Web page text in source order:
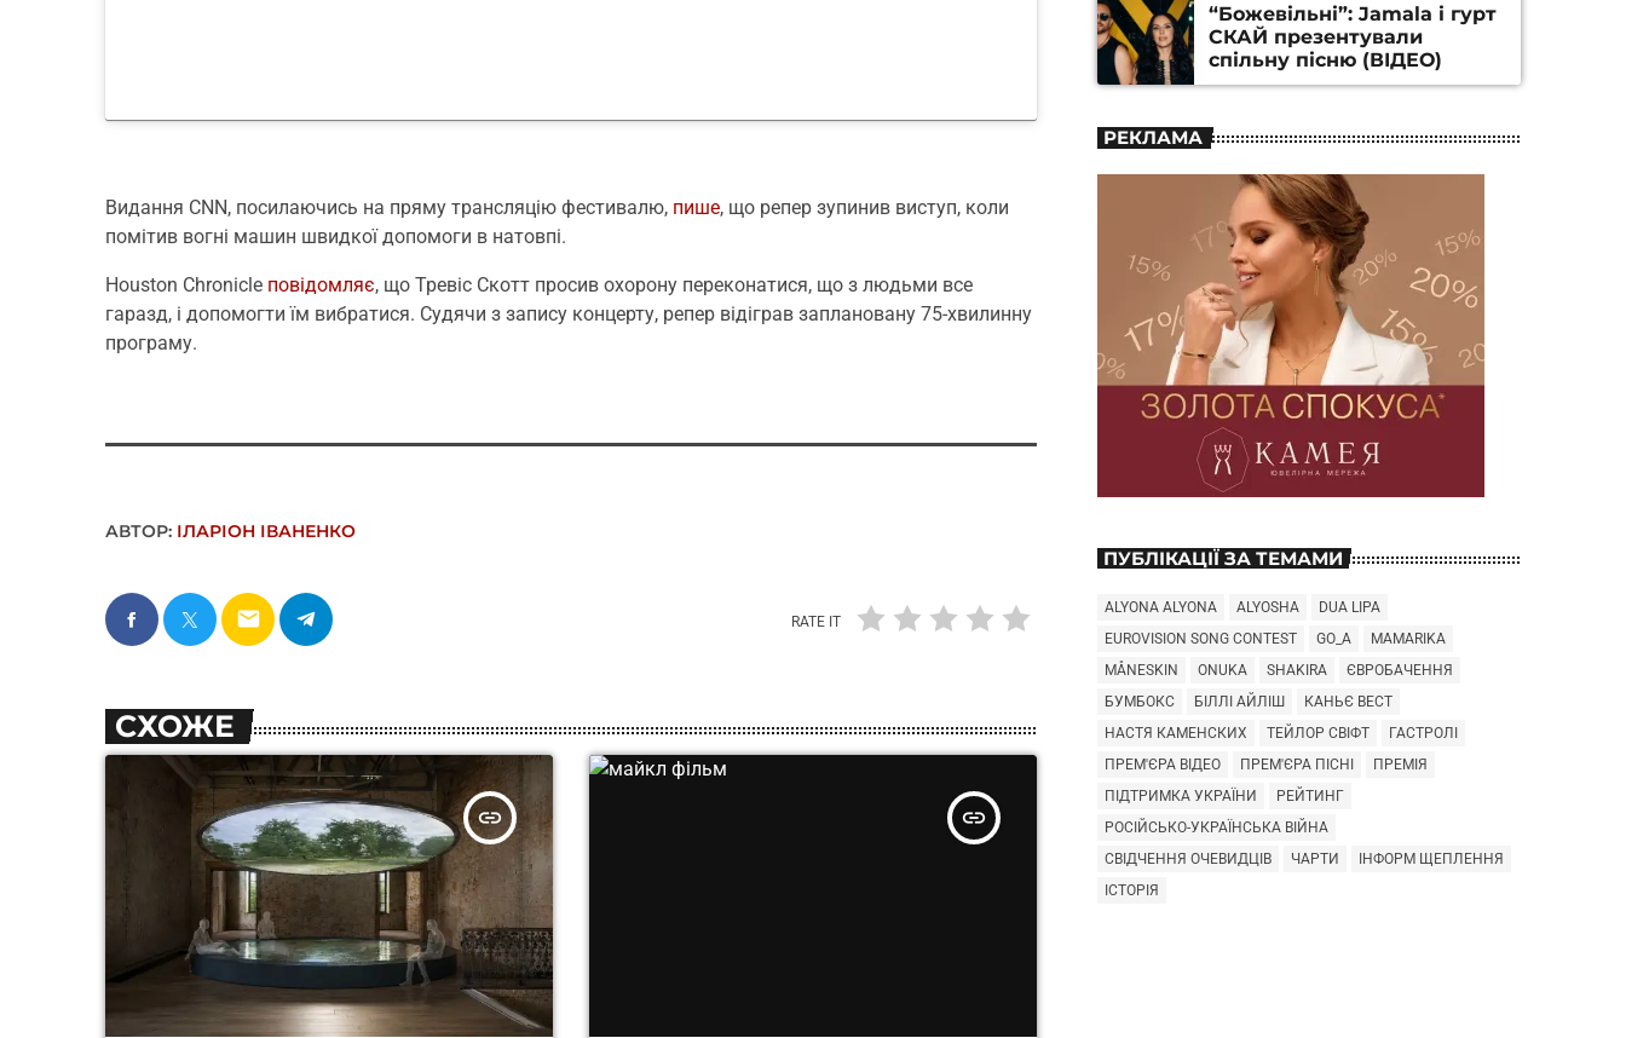
Видання CNN, посилаючись на пряму трансляцію фестивалю, пише, що репер зупинив виступ, коли
помітив вогні машин швидкої допомоги в натовпі.
Houston Chronicle повідомляє, що Тревіс Скотт просив охорону переконатися, що з людьми все
гаразд, і допомогти їм вибратися. Судячи з запису концерту, репер відіграв заплановану 75-хвилинну
програму.
АВТОР: ІЛАРІОН ІВАНЕНКО
email RATE IT
СХОЖЕ
insert_link insert_link
“Божевільні”: Jamala і гурт
СКАЙ презентували
спільну пісню (ВІДЕО)
РЕКЛАМА
ПУБЛІКАЦІЇ ЗА ТЕМАМИ
ALYONA ALYONA ALYOSHA
DUA LIPA
EUROVISION SONG CONTEST
GO_A
MAMARIKA
MÅNESKIN
ONUKA SHAKIRA
ЄВРОБАЧЕННЯ
БУМБОКС
БІЛЛІ АЙЛІШ
КАНЬЄ ВЕСТ
НАСТЯ КАМЕНСКИХ
ТЕЙЛОР СВІФТ
ГАСТРОЛІ
ПРЕМ'ЄРА ВІДЕО
ПРЕМ'ЄРА ПІСНІ
ПРЕМІЯ
ПІДТРИМКА УКРАЇНИ
РЕЙТИНГ
РОСІЙСЬКО-УКРАЇНСЬКА ВІЙНА
СВІДЧЕННЯ ОЧЕВИДЦІВ
ЧАРТИ
ІНФОРМ ЩЕПЛЕННЯ
ІСТОРІЯ